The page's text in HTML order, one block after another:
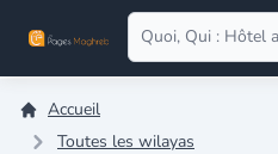
Accueil
Toutes les wilayas